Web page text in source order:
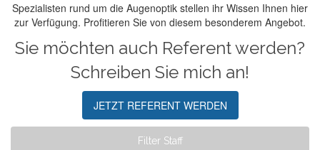
Spezialisten rund um die Augenoptik stellen ihr Wissen Ihnen hier
zur Verfügung. Profitieren Sie von diesem besonderem Angebot.
Sie möchten auch Referent werden?
Schreiben Sie mich an!
JETZT REFERENT WERDEN
Filter Staff